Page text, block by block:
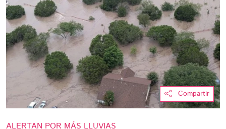
Compartir
ALERTAN POR MÁS LLUVIAS